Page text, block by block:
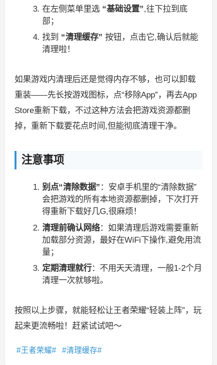
在左侧菜单里选 “基础设置”,往下拉到底
部；
找到 “清理缓存” 按钮，点击它,确认后就能
清理啦！
如果游戏内清理后还是觉得内存不够，也可以卸载
重装——先长按游戏图标，点“移除App”，再去App
Store重新下载，不过这种方法会把游戏资源都删
掉，重新下载要花点时间,但能彻底清理干净。
注意事项
别点“清除数据” ：安卓手机里的“清除数据”
会把游戏的所有本地资源都删掉，下次打开
得重新下载好几G,很麻烦！
清理前确认网络：如果清理后游戏需要重新
加载部分资源，最好在WiFi下操作,避免用流
量；
定期清理就行：不用天天清理，一般1-2个月
清理一次就够啦。
按照以上步骤，就能轻松让王者荣耀“轻装上阵”，玩
起来更流畅啦！赶紧试试吧～
王者荣耀 清理缓存